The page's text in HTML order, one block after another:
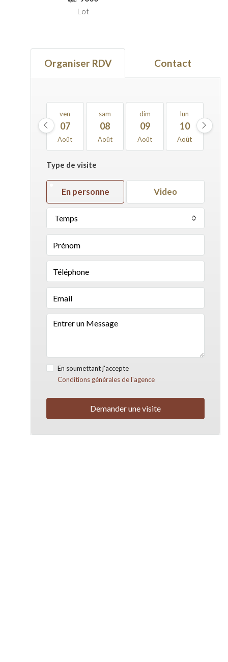
Lot
Organiser RDV Contact
ven
07
Août
sam
08
Août
dim
09
Août
lun
10
Août
Type de visite
En personne Video
Temps
En soumettant j'accepte
Conditions générales de l'agence
Demander une visite